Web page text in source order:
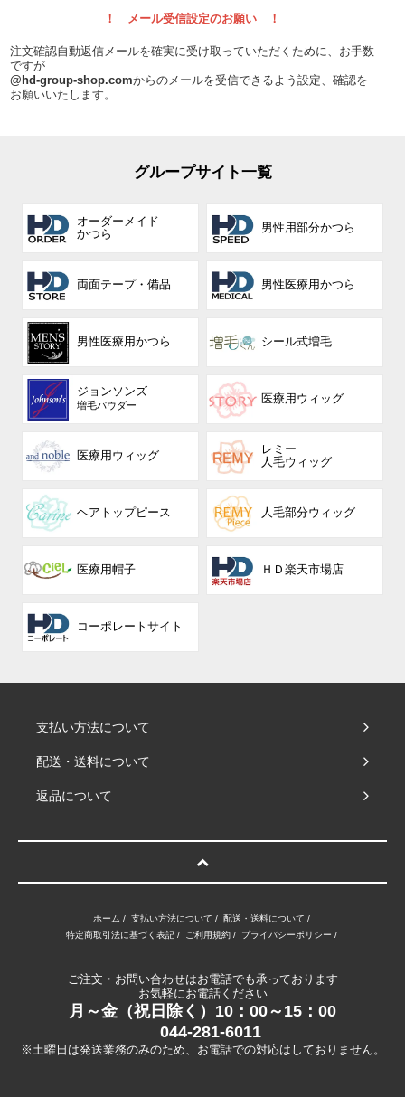
！ メール受信設定のお願い ！
注文確認自動返信メールを確実に受け取っていただくために、お手数
ですが
@hd-group-shop.comからのメールを受信できるよう設定、確認を
お願いいたします。
グループサイト一覧
オーダーメイド
かつら
男性用部分かつら
両面テープ・備品 男性医療用かつら
男性医療用かつら シール式増毛
ジョンソンズ
増毛パウダー 医療用ウィッグ
医療用ウィッグ
レミー
人毛ウィッグ
ヘアトップピース 人毛部分ウィッグ
医療用帽子 ＨＤ楽天市場店
コーポレート サイト
支払い方法について
配送・送料について
返品について
ホーム / 支払い方法について / 配送・送料について /
特定商取引法に基づく表記/ ご利用規約/ プライバシーポリシー /
ご注文・お問い合わせはお電話でも承っております
お気軽にお電話ください
月～金（祝日除く）10：00～15：00
044-281-6011
※土曜日は発送業務のみのため、お電話での対応はしておりません。